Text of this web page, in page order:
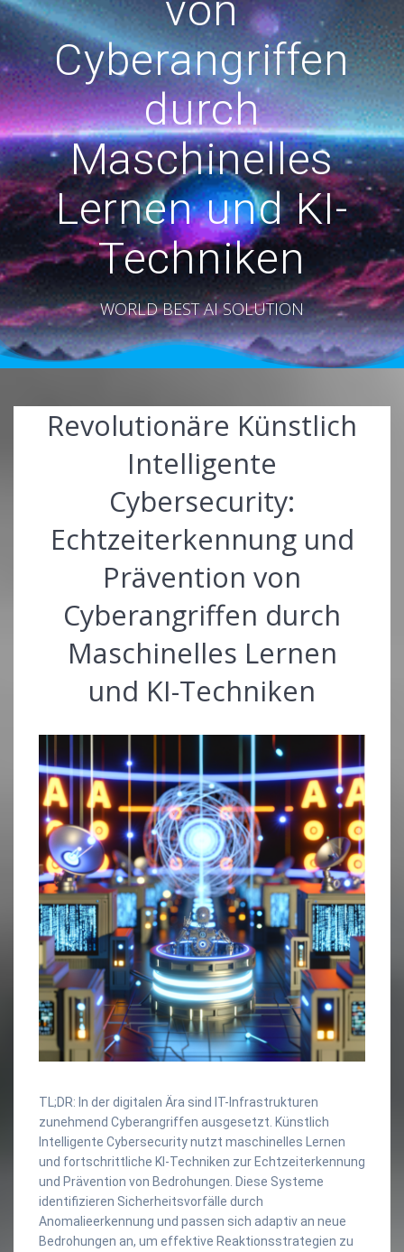
Cyberangriffen
durch
Maschinelles
Lernen und KI-
Techniken
WORLD BEST AI SOLUTION
Revolutionäre Künstlich
Intelligente
Cybersecurity:
Echtzeiterkennung und
Prävention von
Cyberangriffen durch
Maschinelles Lernen
und KI-Techniken
TL;DR: In der digitalen Ära sind IT-Infrastrukturen
zunehmend Cyberangriffen ausgesetzt. Künstlich
Intelligente Cybersecurity nutzt maschinelles Lernen
und fortschrittliche KI-Techniken zur Echtzeiterkennung
und Prävention von Bedrohungen. Diese Systeme
identifizieren Sicherheitsvorfälle durch
Anomalieerkennung und passen sich adaptiv an neue
Bedrohungen an, um effektive Reaktionsstrategien zu